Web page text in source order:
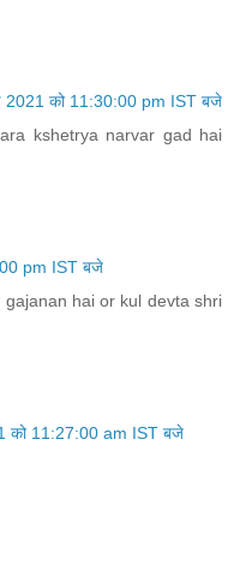
2021 को 11:30:00 pm IST बजे
kshetrya narvar gad hai
pm IST बजे
hai or kul devta shri
को 11:27:00 am IST बजे